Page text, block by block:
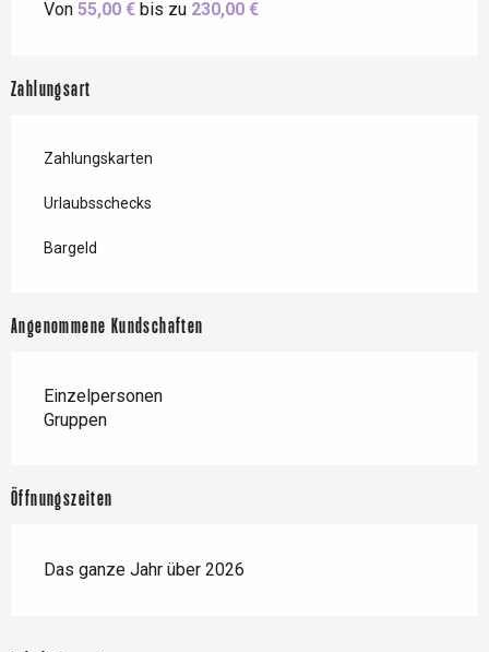
Von 55,00 € bis zu 230,00 €
Zahlungsart
Zahlungskarten
Urlaubsschecks
Bargeld
Angenommene Kundschaften
Einzelpersonen
Gruppen
Öffnungszeiten
Das ganze Jahr über 2026